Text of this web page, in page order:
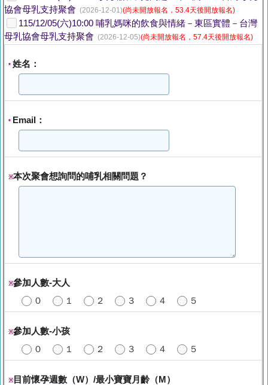
協會母乳支持聚會 (2026-12-01)(尚未開放報名，53.4天後開放報名)
115/12/05(六)10:00 哺乳媽咪的飲食與情緒－東區實體－台灣
母乳協會母乳支持聚會 (2026-12-05)(尚未開放報名，57.4天後開放報名)
* 姓名：
* Email：
※本次聚會想詢問的哺乳相關問題？
※參加人數-大人
０ １ ２ ３ ４ ５
※參加人數-小孩
０ １ ２ ３ ４ ５
※目前懷孕週數（W）/最小寶寶月齡（M）